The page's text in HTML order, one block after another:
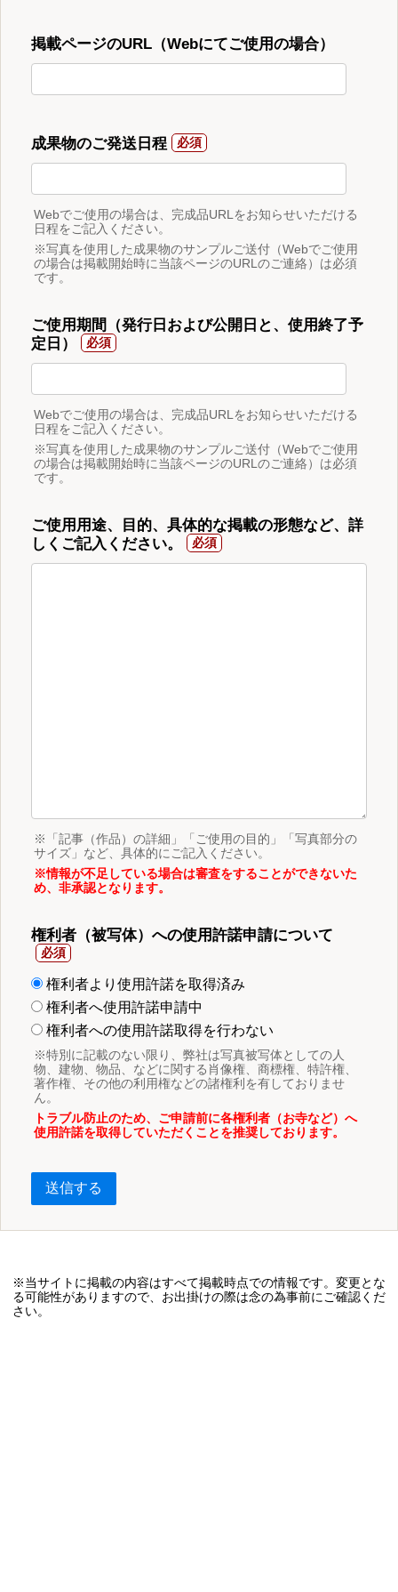
掲載ページのURL（Webにてご使用の場合）
成果物のご発送日程
Webでご使用の場合は、完成品URLをお知らせいただける
日程をご記入ください。
※写真を使用した成果物のサンプルご送付（Webでご使用
の場合は掲載開始時に当該ページのURLのご連絡）は必須
です。
ご使用期間（発行日および公開日と、使用終了予
定日）
Webでご使用の場合は、完成品URLをお知らせいただける
日程をご記入ください。
※写真を使用した成果物のサンプルご送付（Webでご使用
の場合は掲載開始時に当該ページのURLのご連絡）は必須
です。
ご使用用途、目的、具体的な掲載の形態など、詳
しくご記入ください。
※「記事（作品）の詳細」「ご使用の目的」「写真部分の
サイズ」など、具体的にご記入ください。
※情報が不足している場合は審査をすることができないた
め、非承認となります。
権利者（被写体）への使用許諾申請について
権利者より使用許諾を取得済み
権利者へ使用許諾申請中
権利者への使用許諾取得を行わない
※特別に記載のない限り、弊社は写真被写体としての人
物、建物、物品、などに関する肖像権、商標権、特許権、
著作権、その他の利用権などの諸権利を有しておりませ
ん。
トラブル防止のため、ご申請前に各権利者（お寺など）へ
使用許諾を取得していただくことを推奨しております。
送信する
※当サイトに掲載の内容はすべて掲載時点での情報です。変更とな
る可能性がありますので、お出掛けの際は念の為事前にご確認くだ
さい。